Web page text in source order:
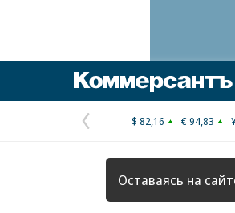
Предыдущая
страница
$ 82,16 € 94,83
Оставаясь на